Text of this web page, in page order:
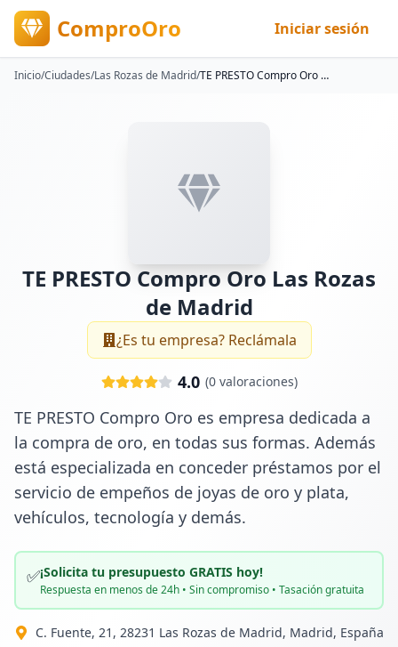
ComproOro Iniciar sesión
Inicio/Ciudades/Las Rozas de Madrid/ TE PRESTO Compro Oro Las Rozas de Madrid
TE PRESTO Compro Oro Las Rozas
de Madrid
¿Es tu empresa? Reclámala
4.0 (0valoraciones)
TE PRESTO Compro Oro es empresa dedicada a
la compra de oro, en todas sus formas. Además
está especializada en conceder préstamos por el
servicio de empeños de joyas de oro y plata,
vehículos, tecnología y demás.
✅¡Solicita tu presupuesto GRATIS hoy!
Respuesta en menos de 24h • Sin compromiso • Tasación gratuita
C. Fuente, 21, 28231 Las Rozas de Madrid, Madrid, España